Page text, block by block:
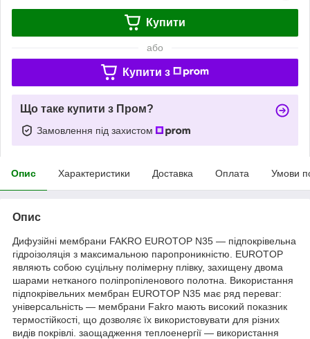
Купити
або
Купити з
Що таке купити з Пром?
Замовлення під захистом
Опис Характеристики Доставка Оплата Умови
Опис
Дифузійні мембрани FAKRO EUROTOP N35 — підпокрівельна
гідроізоляція з максимальною паропроникністю. EUROTOP
являють собою суцільну полімерну плівку, захищену двома
шарами нетканого поліпропіленового полотна. Використання
підпокрівельних мембран EUROTOP N35 має ряд переваг:
універсальність — мембрани Fakro мають високий показник
термостійкості, що дозволяє їх використовувати для різних
видів покрівлі. заощадження теплоенергії — використання